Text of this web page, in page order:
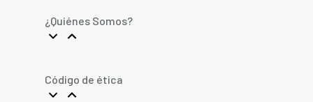
¿Quiénes Somos?
Código de ética